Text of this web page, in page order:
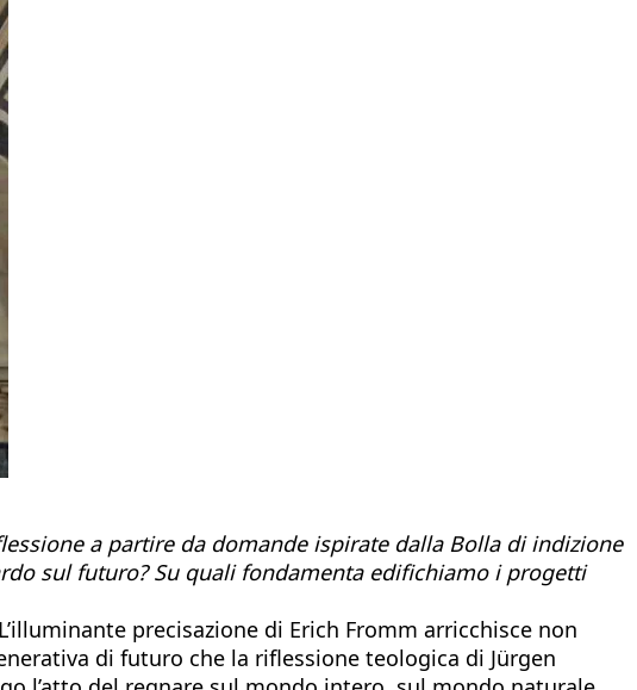
a partire da domande ispirate dalla Bolla di indizione
sul futuro? Su quali fondamenta edifichiamo i progetti
precisazione di Erich Fromm arricchisce non
di futuro che la riflessione teologica di Jürgen